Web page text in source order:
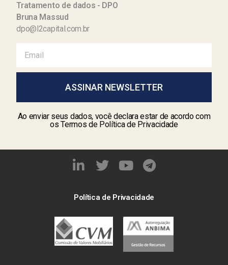
Tratamento de dados - DPO
Bruna Massud
dpo@l2capital.com.br
ASSINAR NEWSLETTER
Ao enviar seus dados, você declara estar de acordo com
os Termos de Política de Privacidade
Política de Privacidade